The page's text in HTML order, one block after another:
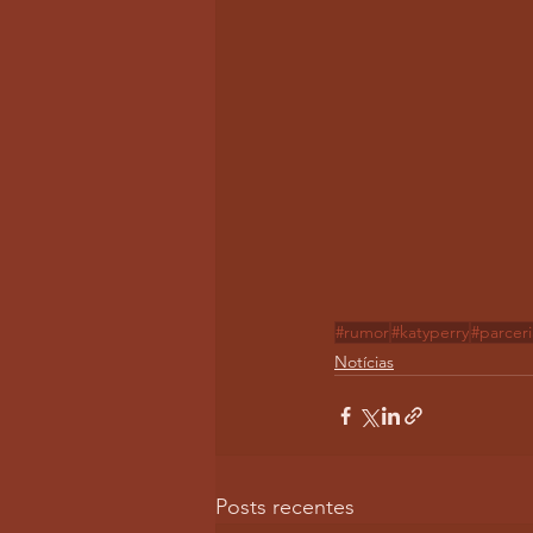
#rumor#katyperry
Notícias
Posts recentes